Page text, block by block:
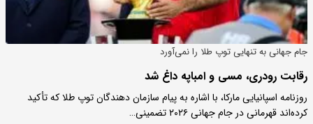
جام جهانی به تنهایی توپ طلا را نمی‌آورد
رقابت رودری، مسی و امباپه داغ شد
روزنامه اسپانیایی مارکا، با اشاره به پیام سازمان دهندگان توپ طلا که تأکید
کرده‌اند قهرمانی در جام جهانی ۲۰۲۶ تضمینی…